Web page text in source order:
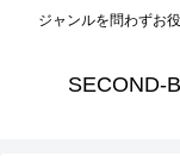
ジャンルを問わずお
SECOND-